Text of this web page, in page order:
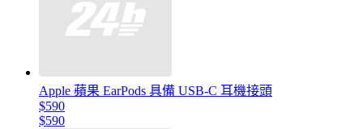
Apple 蘋果 EarPods 具備 USB-C 耳機接頭
$590
$590